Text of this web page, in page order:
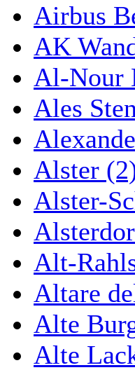
Airbus
AK
Al-Nour
Ales
Alster
Alster-
Alt-
Altare
Alte
Alte